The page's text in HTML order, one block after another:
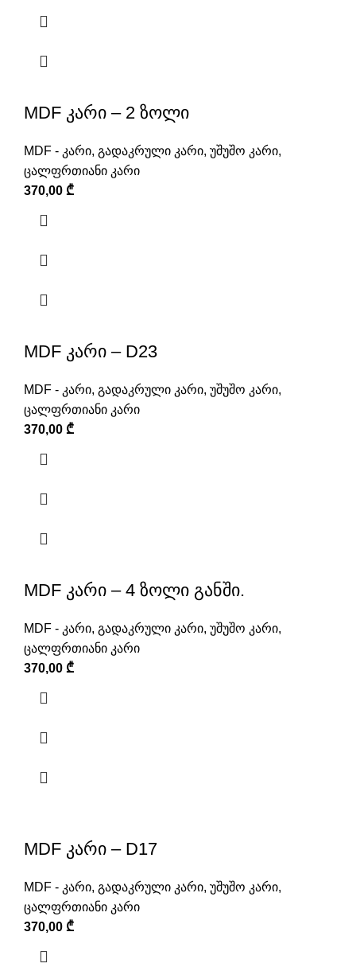
MDF კარი – 2 ზოლი
MDF - კარი, გადაკრული კარი, უშუშო კარი,
ცალფრთიანი კარი
370,00 ₾
MDF კარი – D23
MDF - კარი, გადაკრული კარი, უშუშო კარი,
ცალფრთიანი კარი
370,00 ₾
MDF კარი – 4 ზოლი განში.
MDF - კარი, გადაკრული კარი, უშუშო კარი,
ცალფრთიანი კარი
370,00 ₾
MDF კარი – D17
MDF - კარი, გადაკრული კარი, უშუშო კარი,
ცალფრთიანი კარი
370,00 ₾